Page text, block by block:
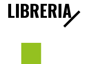
LIBRERIA